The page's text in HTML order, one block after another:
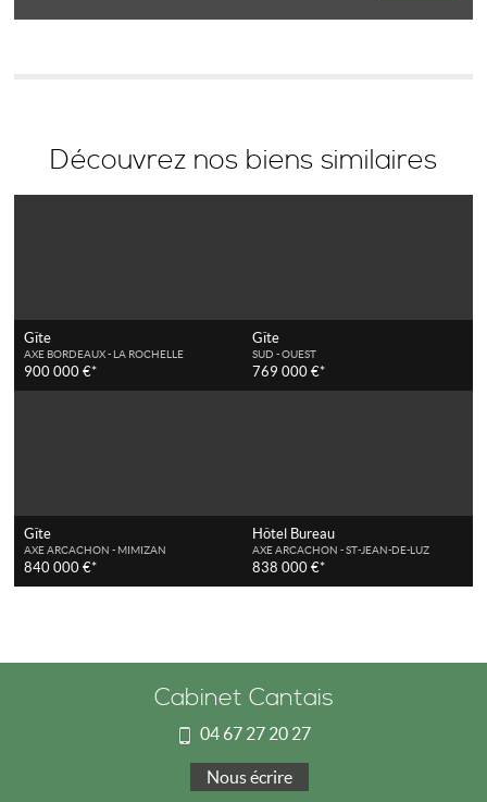
Découvrez nos biens similaires
Gîte
AXE BORDEAUX - LA ROCHELLE
900 000 €*
Gîte
SUD - OUEST
769 000 €*
Gîte
AXE ARCACHON - MIMIZAN
840 000 €*
Hôtel Bureau
AXE ARCACHON - ST-JEAN-DE-LUZ
838 000 €*
Cabinet Cantais
04 67 27 20 27
Nous écrire